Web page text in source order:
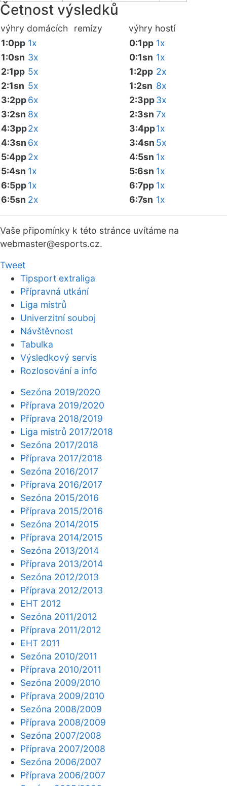
Četnost výsledků
výhry domácích remízy výhry hostí
1:0pp 1x
1:0sn 3x
2:1pp 5x
2:1sn 5x
3:2pp6x
3:2sn 8x
4:3pp2x
4:3sn 6x
5:4pp2x
5:4sn 1x
6:5pp1x
6:5sn 2x
0:1pp 1x
0:1sn 1x
1:2pp 2x
1:2sn 8x
2:3pp3x
2:3sn 7x
3:4pp1x
3:4sn 5x
4:5sn 1x
5:6sn 1x
6:7pp 1x
6:7sn 1x
Vaše připomínky k této stránce uvítáme na
webmaster@esports.cz.
Tweet
Tipsport extraliga
Přípravná utkání
Liga mistrů
Univerzitní souboj
Návštěvnost
Tabulka
Výsledkový servis
Rozlosování a info
Sezóna 2019/2020
Příprava 2019/2020
Příprava 2018/2019
Liga mistrů 2017/2018
Sezóna 2017/2018
Příprava 2017/2018
Sezóna 2016/2017
Příprava 2016/2017
Sezóna 2015/2016
Příprava 2015/2016
Sezóna 2014/2015
Příprava 2014/2015
Sezóna 2013/2014
Příprava 2013/2014
Sezóna 2012/2013
Příprava 2012/2013
EHT 2012
Sezóna 2011/2012
Příprava 2011/2012
EHT 2011
Sezóna 2010/2011
Příprava 2010/2011
Sezóna 2009/2010
Příprava 2009/2010
Sezóna 2008/2009
Příprava 2008/2009
Sezóna 2007/2008
Příprava 2007/2008
Sezóna 2006/2007
Příprava 2006/2007